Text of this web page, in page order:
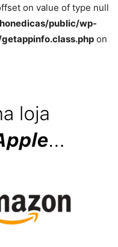
on value of type null
public/wp-
on